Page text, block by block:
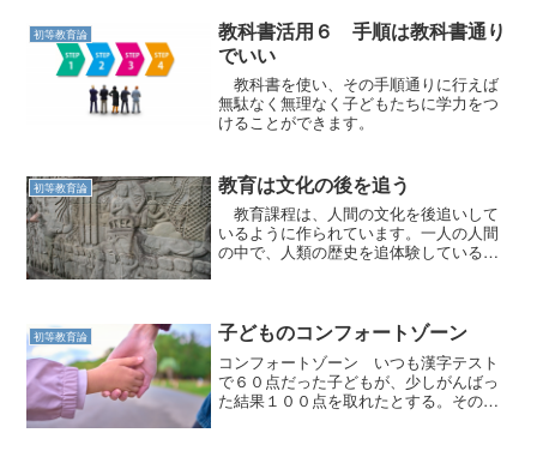
初等教育論
教科書活用６ 手順は教科書通り
でいい
教科書を使い、その手順通りに行えば
無駄なく無理なく子どもたちに学力をつ
けることができます。
初等教育論 教育は文化の後を追う
教育課程は、人間の文化を後追いして
いるように作られています。一人の人間
の中で、人類の歴史を追体験しているよ
初等教育論 子どものコンフォートゾーン
コンフォートゾーン いつも漢字テスト
で６０点だった子どもが、少しがんばっ
た結果１００点を取れたとする。その子